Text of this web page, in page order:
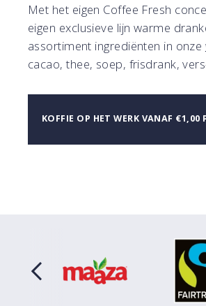
Met het eigen Coffee Fresh
eigen exclusieve lijn warme
assortiment ingrediënten in onze
cacao, thee, soep, frisdrank,
KOFFIE OP HET WERK VANAF €1,00